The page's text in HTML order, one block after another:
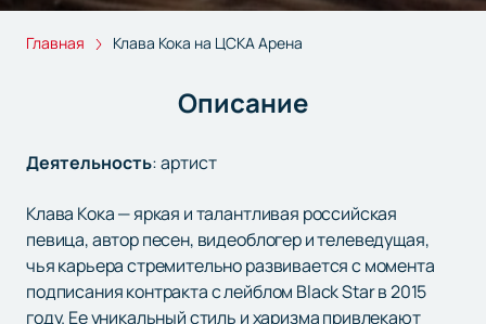
Главная Клава Кока на ЦСКА Арена
Описание
Деятельность:артист
Клава Кока — яркая и талантливая российская
певица, автор песен, видеоблогер и телеведущая,
чья карьера стремительно развивается с момента
подписания контракта с лейблом Black Star в 2015
году. Ее уникальный стиль и харизма привлекают